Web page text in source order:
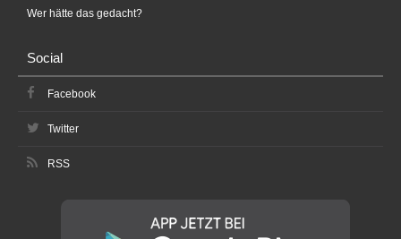
Wer hätte das gedacht?
Social
Facebook
Twitter
RSS